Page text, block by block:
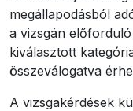
megállapodásból
a vizsgán
kiválasztott
összeválogatva
A vizsgakérdések